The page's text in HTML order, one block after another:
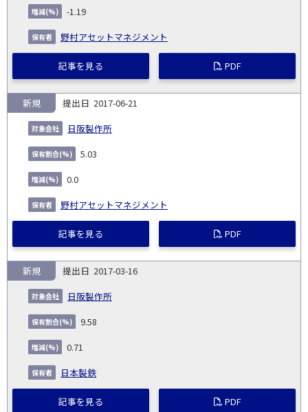
-1.19
野村アセットマネジメント
記事を見る PDF
2017-06-21
日阪製作所
新規
5.03
0.0
野村アセットマネジメント
記事を見る PDF
2017-03-16
日阪製作所
新規
9.58
0.71
日本製鉄
記事を見る PDF